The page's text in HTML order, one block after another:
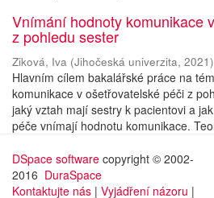
Vnímání hodnoty komunikace
z pohledu sester
Ziková, Iva (Jihočeská univerzita, 2021)
Hlavním cílem bakalářské práce na
komunikace v ošetřovatelské péči z
jaký vztah mají sestry k pacientovi a
péče vnímají hodnotu komunikace.
DSpace software copyright © 2002-
2016 DuraSpace
Kontaktujte nás | Vyjádření názoru |